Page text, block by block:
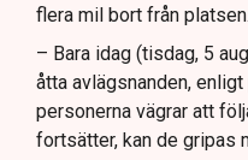
flera mil bort från platsen.
– Bara idag (tisdag, 5
åtta avlägsnanden,
personerna vägrar att
fortsätter, kan de gripas